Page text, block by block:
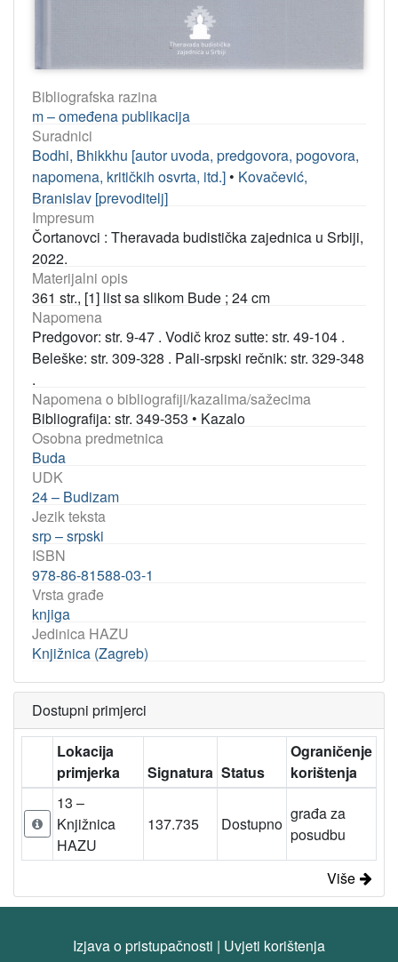
Bibliografska razina
m – omeđena publikacija
Suradnici
Bodhi, Bhikkhu [autor uvoda, predgovora, pogovora,
napomena, kritičkih osvrta, itd.] • Kovačević,
Branislav [prevoditelj]
Impresum
Čortanovci : Theravada budistička zajednica u Srbiji,
2022.
Materijalni opis
361 str., [1] list sa slikom Bude ; 24 cm
Napomena
Predgovor: str. 9-47 . Vodič kroz sutte: str. 49-104 .
Beleške: str. 309-328 . Pali-srpski rečnik: str. 329-348
.
Napomena o bibliografiji/kazalima/sažecima
Bibliografija: str. 349-353 • Kazalo
Osobna predmetnica
Buda
UDK
24 – Budizam
Jezik teksta
srp – srpski
ISBN
978-86-81588-03-1
Vrsta građe
knjiga
Jedinica HAZU
Knjižnica (Zagreb)
Dostupni primjerci
Lokacija
primjerka
Signatura Status
Ograničenje
korištenja
13 –
Knjižnica
HAZU
137.735 Dostupno
građa za
posudbu
Više
Izjava o pristupačnosti | Uvjeti korištenja